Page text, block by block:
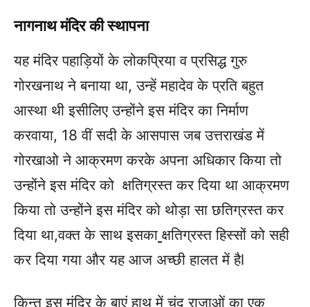
नागनाथ मंदिर की स्थापना
यह मंदिर पहाड़ियों के लोकप्रिया व प्रसिद्ध गुरु
गोरखनाथ ने बनाया था, उन्हें महादेव के प्रति बहुत
आस्था थी इसीलिए उन्होंने इस मंदिर का निर्माण
करवाया, 18 वीं सदी के आसपास जब उत्तराखंड में
गोरखाओ ने आक्रमण करके अपना अधिकार किया तो
उन्होंने इस मंदिर को क्षतिग्रस्त कर दिया था आक्रमण
किया तो उन्होंने इस मंदिर को थोड़ा सा छतिग्रस्त कर
दिया था,वक्त के साथ इसका क्षतिग्रस्त हिस्सों को सही
कर दिया गया और यह आज अच्छी हालत में हैl
किन्तु इस मंदिर के बाएं हाथ में चंद राजाओं का एक